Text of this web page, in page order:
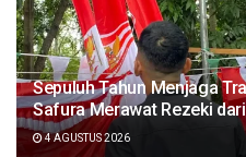
Sepuluh Tahun Menjaga
Safura Merawat Rezeki
4 AGUSTUS 2026